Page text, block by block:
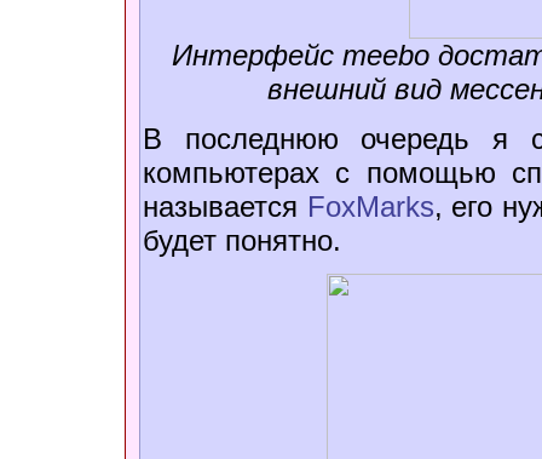
Интерфейс meebo
внешний вид
В последнюю очередь я
компьютерах с помощью
называется FoxMarks, его
будет понятно.